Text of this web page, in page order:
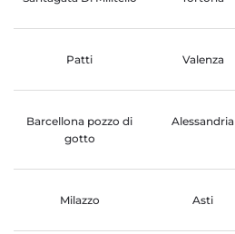
Patti Valenza
Barcellona pozzo di
gotto
Alessandria
Milazzo Asti